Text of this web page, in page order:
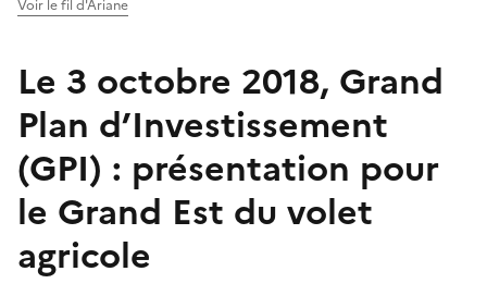
Voir le fil d'Ariane
Le 3 octobre 2018, Grand
Plan d’Investissement
(GPI) : présentation pour
le Grand Est du volet
agricole